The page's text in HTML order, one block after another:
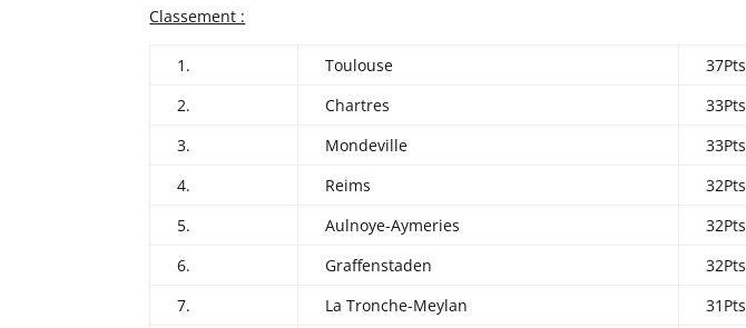
Classement :
1. Toulouse 37Pts
2.
Chartres 33Pts
3.
Mondeville 33Pts
4.
Reims 32Pts
5.
Aulnoye-Aymeries 32Pts
6.
Graffenstaden 32Pts
7.
La Tronche-Meylan 31Pts